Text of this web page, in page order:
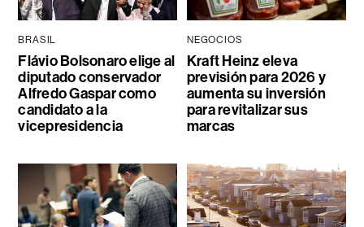
BRASIL
Flávio Bolsonaro elige al
diputado conservador
Alfredo Gaspar como
candidato a la
vicepresidencia
NEGOCIOS
Kraft Heinz eleva
previsión para 2026 y
aumenta su inversión
para revitalizar sus
marcas